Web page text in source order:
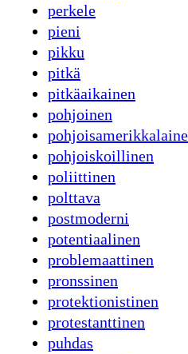
perkele
pieni
pikku
pitkä
pitkäaikainen
pohjoinen
pohjoiskoillinen
poliittinen
polttava
postmoderni
potentiaalinen
problemaattinen
pronssinen
protektionistinen
protestanttinen
puhdas